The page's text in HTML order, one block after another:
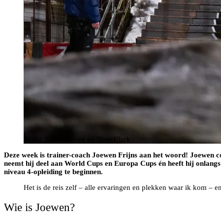
Beeld: Aaron Suveg en Slam Clark
Deze week is trainer-coach Joewen Frijns aan het woord! Joewen
neemt hij deel aan World Cups en Europa Cups én heeft hij
niveau 4-opleiding te beginnen.
Het is de reis zelf – alle ervaringen en plekken waar ik kom –
Wie is Joewen?